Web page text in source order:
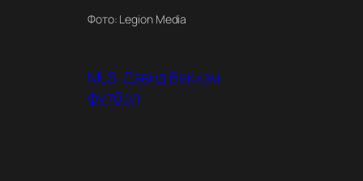
Фото: Legion Media
MLS Дэвид Бекхэм
футбол